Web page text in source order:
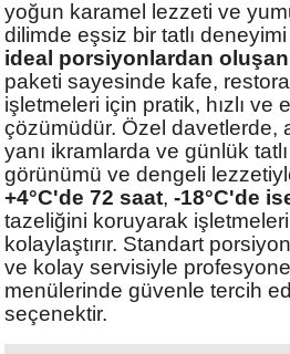
yoğun karamel lezzeti ve
dilimde eşsiz bir tatlı
ideal porsiyonlardan
paketi sayesinde kafe,
işletmeleri için pratik, hızlı ve
çözümüdür. Özel davetlerde,
yanı ikramlarda ve günlük
görünümü ve dengeli
+4°C'de 72 saat, -18°C'de
tazeliğini koruyarak
kolaylaştırır. Standart
ve kolay servisiyle
menülerinde güvenle tercih
seçenektir.